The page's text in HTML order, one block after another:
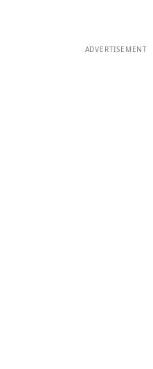
ADVERTISEMENT